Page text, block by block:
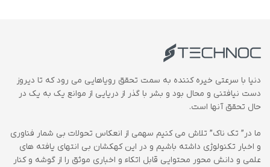
دنیا با سرعتی خیره کننده به سمت تحقق رویاهایی می رود که تا دیروز
دست نیافتنی و محال بود و بشر با گذر از دریایی از موانع یک به یک در
حال تحقق آنها است.
ما در” تک ناک” تلاش می کنیم سهمی از انعکاس تحولات بی شمار فناوری
و اخبار تکنولوژی داشته باشیم و در این کهکشان بی انتهای یافته های
علمی و دانش محور محتوایی قابل اتکاء و اخباری موثق را از گوشه و کنار